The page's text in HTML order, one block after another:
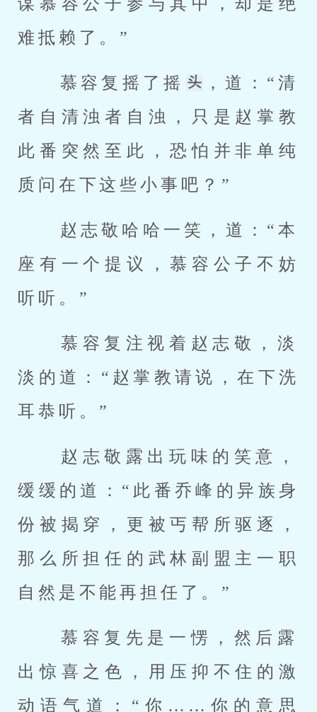
难抵赖了。”
慕容复摇了摇
，道：“清
者自清浊者自浊，只是赵掌教
此番突然至此，恐怕并非单纯
质问在下这些小事吧？”
座有一个提议，慕容公子不妨
听听。”
淡的道：“赵掌教请说，在下洗
耳恭听。”
缓缓的道：“此番乔峰的异族身
份被揭穿，更被丐帮所驱逐，
那么所担任的武林副盟主一职
自然是不能再担任了。”
出惊喜之色，用压抑不住的激
动语气道：“你……你的意思